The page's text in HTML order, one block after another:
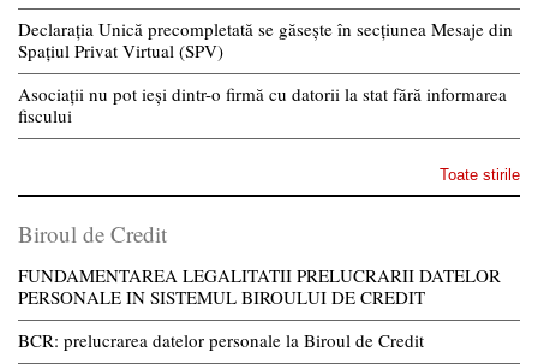
Declarația Unică precompletată se găsește în secțiunea Mesaje din
Spațiul Privat Virtual (SPV)
Asociații nu pot ieși dintr-o firmă cu datorii la stat fără informarea
fiscului
Toate stirile
Biroul de Credit
FUNDAMENTAREA LEGALITATII PRELUCRARII DATELOR
PERSONALE IN SISTEMUL BIROULUI DE CREDIT
BCR: prelucrarea datelor personale la Biroul de Credit